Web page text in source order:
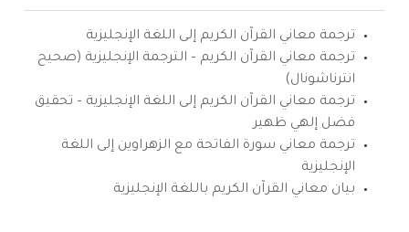
ترجمة معاني القرآن الكريم إلى اللغة الإنجليزية
ترجمة معاني القرآن الكريم – الترجمة الإنجليزية (صحيح
انترناشونال)
ترجمة معاني القرآن الكريم إلى اللغة الإنجليزية – تحقيق
فضل إلهي ظهير
ترجمة معاني سورة الفاتحة مع الزهراوين إلى اللغة
الإنجليزية
بيان معاني القرآن الكريم باللغة الإنجليزية